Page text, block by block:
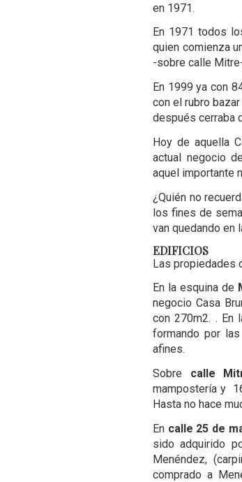
en 1971.
En 1971 todos
quien comienza
-sobre calle
En 1999 ya con
con el rubro
después cerraba
Hoy de aquella
actual negocio
aquel importante
¿Quién no
los fines de
van quedando en
EDIFICIOS
Las propiedades
En la esquina de
negocio Casa
con 270m2. . En
formando por
afines.
Sobre calle
mampostería y
Hasta no hace
En calle 25 de
sido adquirido
Menéndez,
comprado a